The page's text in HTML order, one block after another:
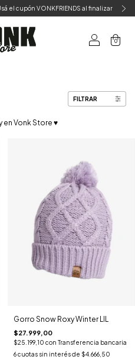
el cupón VONKFRIENDS al finalizar
0
FILTRAR
en Vonk Store ♥
Gorro Snow Roxy Winter LIL
$27.999,00
$25.199,10 con Transferencia bancaria
6 cuotas sin interés de $4.666,50